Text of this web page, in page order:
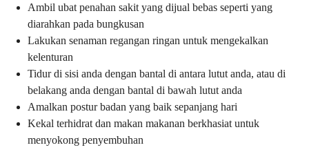
Ambil ubat penahan sakit yang dijual bebas seperti yang
diarahkan pada bungkusan
Lakukan senaman regangan ringan untuk mengekalkan
kelenturan
Tidur di sisi anda dengan bantal di antara lutut anda, atau di
belakang anda dengan bantal di bawah lutut anda
Amalkan postur badan yang baik sepanjang hari
Kekal terhidrat dan makan makanan berkhasiat untuk
menyokong penyembuhan